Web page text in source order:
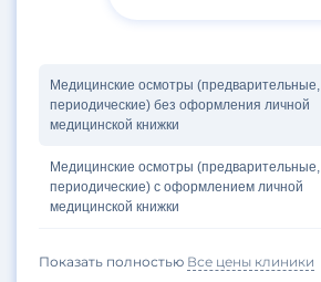
Медицинские осмотры (предварительные,
периодические) без оформления личной
медицинской книжки
Медицинские осмотры (предварительные,
периодические) с оформлением личной
медицинской книжки
Показать полностью Все цены клиники